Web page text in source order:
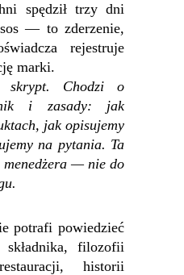
spędził trzy dni
— to zderzenie,
rejestruje
marki.
Chodzi o
i zasady: jak
jak opisujemy
na pytania. Ta
menedżera — nie do
potrafi powiedzieć
składnika, filozofii
historii